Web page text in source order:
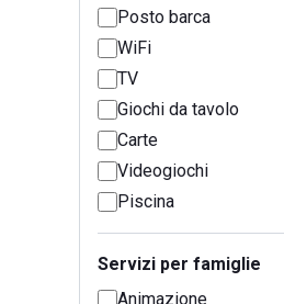
Posto barca
WiFi
TV
Giochi da tavolo
Carte
Videogiochi
Piscina
Servizi per famiglie
Animazione